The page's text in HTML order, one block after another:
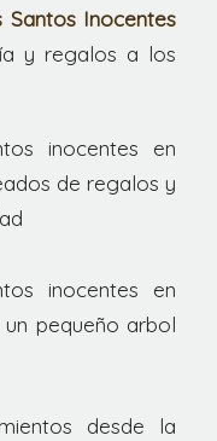
Santos Inocentes
y regalos a los
desde la